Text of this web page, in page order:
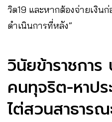
วิด19 และหากต้องจ่ายเงิน
ดำเนินการที่หลัง”
วินัยข้าราชกา
คนทุจริต-หาปร
ไต่สวนสาธารณ